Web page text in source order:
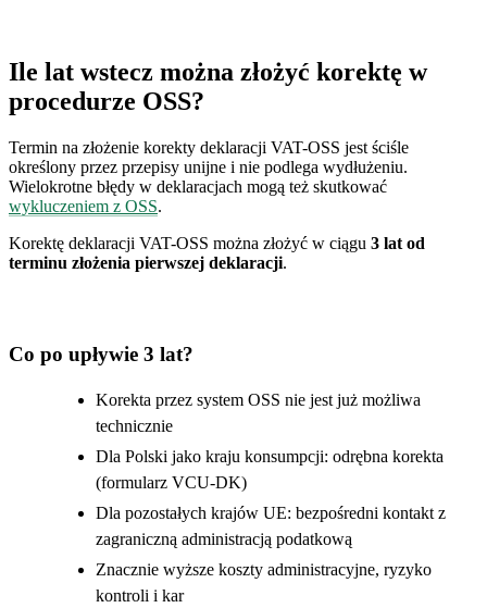
Ile lat wstecz można złożyć korektę w
procedurze OSS?
Termin na złożenie korekty deklaracji VAT-OSS jest ściśle
określony przez przepisy unijne i nie podlega wydłużeniu.
Wielokrotne błędy w deklaracjach mogą też skutkować
wykluczeniem z OSS.
Korektę deklaracji VAT-OSS można złożyć w ciągu 3 lat od
terminu złożenia pierwszej deklaracji.
Co po upływie 3 lat?
Korekta przez system OSS nie jest już możliwa
technicznie
Dla Polski jako kraju konsumpcji: odrębna korekta
(formularz VCU-DK)
Dla pozostałych krajów UE: bezpośredni kontakt z
zagraniczną administracją podatkową
Znacznie wyższe koszty administracyjne, ryzyko
kontroli i kar